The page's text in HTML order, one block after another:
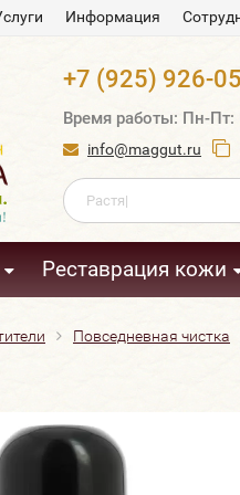
Информация
+7 (925) 926-
Время работы: Пн-Пт:
info@maggut.ru
Реставрация кожи
Повседневная чистка